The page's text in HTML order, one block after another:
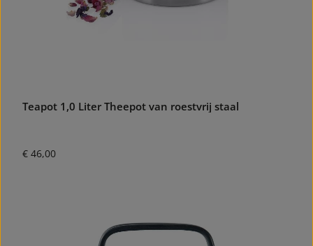
Teapot 1,0 Liter Theepot van roestvrij staal
Normale prijs:
€ 46,00